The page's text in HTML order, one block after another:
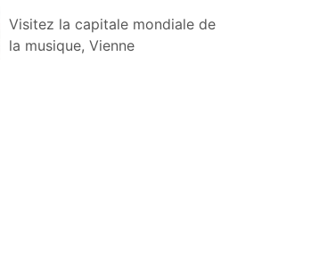
Visitez la capitale mondiale de
la musique, Vienne